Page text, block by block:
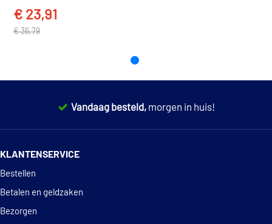
€ 23,91
€ 36,79
Vandaag besteld, morgen in huis!
KLANTENSERVICE
Bestellen
Betalen en geldzaken
Bezorgen